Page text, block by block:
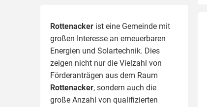
Rottenacker ist eine Gemeinde mit
großen Interesse an erneuerbaren
Energien und Solartechnik. Dies
zeigen nicht nur die Vielzahl von
Förderanträgen aus dem Raum
Rottenacker, sondern auch die
große Anzahl von qualifizierten